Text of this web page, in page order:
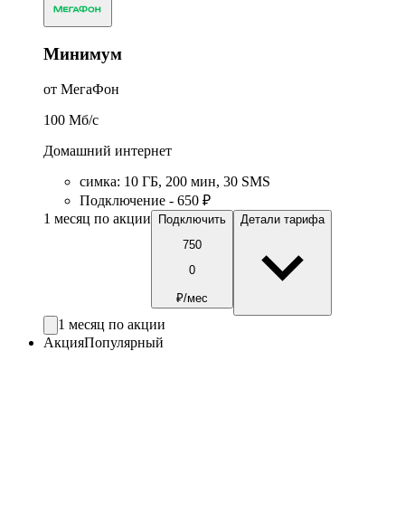
Минимум
от МегаФон
100 Мб/c
Домашний интернет
симка: 10 ГБ, 200 мин, 30 SMS
Подключение - 650 ₽
1 месяц по акции
Подключить
750
0
₽/мес
Детали тарифа
1 месяц по акции
АкцияПопулярный